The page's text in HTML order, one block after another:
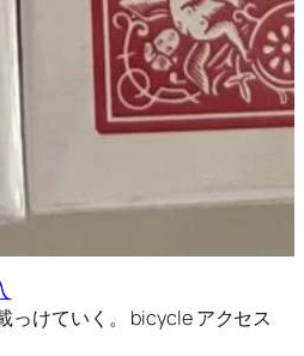
っけていく。 bicycle アクセス